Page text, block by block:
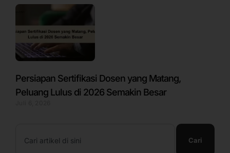
Persiapan Sertifikasi Dosen yang Matang,
Peluang Lulus di 2026 Semakin Besar
Cari